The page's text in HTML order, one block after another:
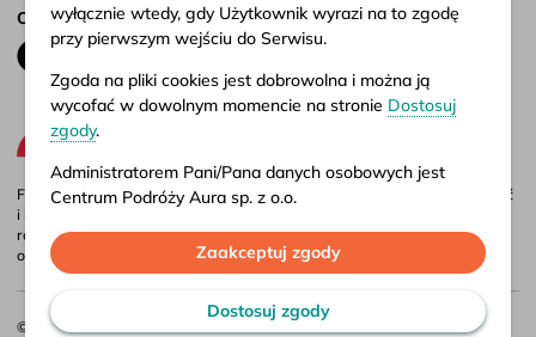
Obserwuj nas
Firma Aura jest administratorem portalu bilety.pl, gdzie możesz porównać
i kupić bilety autokarowe krajowe i międzynarodowe online. Bilety są
również dostępne w naszych biurach stacjonarnych – adresy i godziny
otwarcia znajdziesz w
punktach sprzedaży.
© 2026 CP Aura Sp. z o.o.
wyłącznie wtedy, gdy Użytkownik wyrazi na to zgodę
przy pierwszym wejściu do Serwisu.
Zgoda na pliki cookies jest dobrowolna i można ją
wycofać w dowolnym momencie na stronie Dostosuj
zgody.
Administratorem Pani/Pana danych osobowych jest
Centrum Podróży Aura sp. z o.o.
Więcej informacji o przetwarzaniu danych osobowych
oraz korzystaniu przez Serwis z plików cookies
Zaakceptuj zgody
Dostosuj zgody